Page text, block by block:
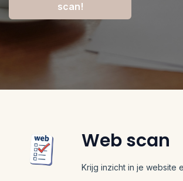
scan!
Web scan
Krijg inzicht in je website